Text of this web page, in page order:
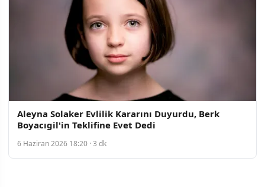
Aleyna Solaker Evlilik Kararını Duyurdu, Berk
Boyacıgil'in Teklifine Evet Dedi
6 Haziran 2026 18:20 · 3 dk